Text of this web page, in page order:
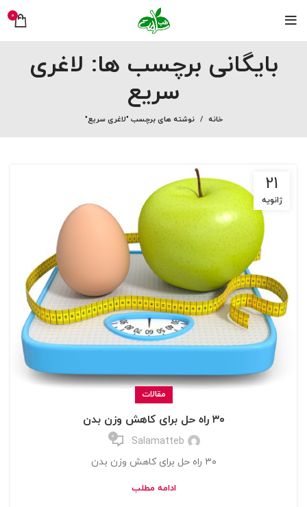
0
بایگانی برچسب ها: لاغری
سریع
خانه نوشته های برچسب "لاغری سریع"
21
ژانویه
مقالات
۳۰ راه حل برای کاهش وزن بدن
Salamatteb
0
۳۰ راه حل برای کاهش وزن بدن
ادامه مطلب